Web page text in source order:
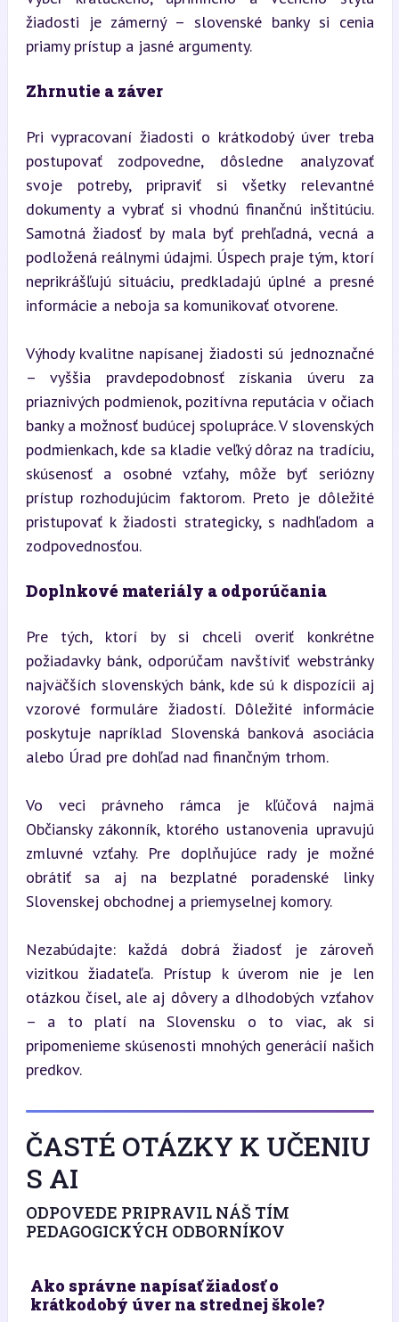
žiadosti je zámerný – slovenské banky si cenia
priamy prístup a jasné argumenty.
Zhrnutie a záver
Pri vypracovaní žiadosti o krátkodobý úver treba
postupovať zodpovedne, dôsledne analyzovať
svoje potreby, pripraviť si všetky relevantné
dokumenty a vybrať si vhodnú finančnú inštitúciu.
Samotná žiadosť by mala byť prehľadná, vecná a
podložená reálnymi údajmi. Úspech praje tým, ktorí
neprikrášľujú situáciu, predkladajú úplné a presné
informácie a neboja sa komunikovať otvorene.
Výhody kvalitne napísanej žiadosti sú jednoznačné
– vyššia pravdepodobnosť získania úveru za
priaznivých podmienok, pozitívna reputácia v očiach
banky a možnosť budúcej spolupráce. V slovenských
podmienkach, kde sa kladie veľký dôraz na tradíciu,
skúsenosť a osobné vzťahy, môže byť seriózny
prístup rozhodujúcim faktorom. Preto je dôležité
pristupovať k žiadosti strategicky, s nadhľadom a
zodpovednosťou.
Doplnkové materiály a odporúčania
Pre tých, ktorí by si chceli overiť konkrétne
požiadavky bánk, odporúčam navštíviť webstránky
najväčších slovenských bánk, kde sú k dispozícii aj
vzorové formuláre žiadostí. Dôležité informácie
poskytuje napríklad Slovenská banková asociácia
alebo Úrad pre dohľad nad finančným trhom.
Vo veci právneho rámca je kľúčová najmä
Občiansky zákonník, ktorého ustanovenia upravujú
zmluvné vzťahy. Pre doplňujúce rady je možné
obrátiť sa aj na bezplatné poradenské linky
Slovenskej obchodnej a priemyselnej komory.
Nezabúdajte: každá dobrá žiadosť je zároveň
vizitkou žiadateľa. Prístup k úverom nie je len
otázkou čísel, ale aj dôvery a dlhodobých vzťahov
– a to platí na Slovensku o to viac, ak si
pripomenieme skúsenosti mnohých generácií našich
predkov.
ČASTÉ OTÁZKY K UČENIU
S AI
ODPOVEDE PRIPRAVIL NÁŠ TÍM
PEDAGOGICKÝCH ODBORNÍKOV
Ako správne napísať žiadosť o
krátkodobý úver na strednej škole?